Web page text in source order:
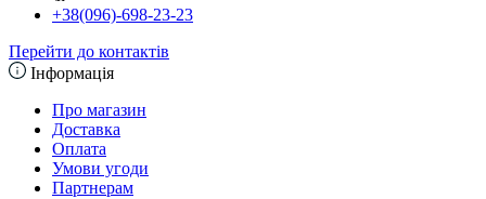
+38(096)-698-23-23
Перейти до контактів
Інформація
Про магазин
Доставка
Оплата
Умови угоди
Партнерам